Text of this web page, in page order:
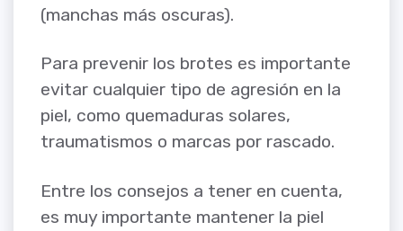
(manchas más oscuras).
Para prevenir los brotes es importante
evitar cualquier tipo de agresión en la
piel, como quemaduras solares,
traumatismos o marcas por rascado.
Entre los consejos a tener en cuenta,
es muy importante mantener la piel